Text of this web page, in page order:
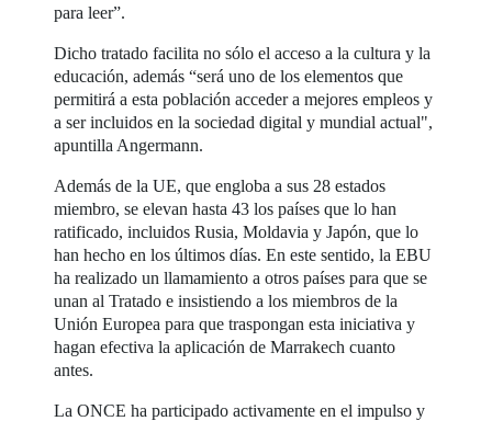
para leer”.
Dicho tratado facilita no sólo el acceso a la cultura y la
educación, además “será uno de los elementos que
permitirá a esta población acceder a mejores empleos y
a ser incluidos en la sociedad digital y mundial actual",
apuntilla Angermann.
Además de la UE, que engloba a sus 28 estados
miembro, se elevan hasta 43 los países que lo han
ratificado, incluidos Rusia, Moldavia y Japón, que lo
han hecho en los últimos días. En este sentido, la EBU
ha realizado un llamamiento a otros países para que se
unan al Tratado e insistiendo a los miembros de la
Unión Europea para que traspongan esta iniciativa y
hagan efectiva la aplicación de Marrakech cuanto
antes.
La ONCE ha participado activamente en el impulso y